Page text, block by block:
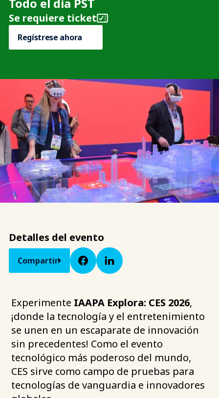
Se requiere ticket
Regístrese ahora
Detalles del evento
Compartir
Experimente IAAPA Explora: CES 2026,
¡donde la tecnología y el entretenimiento
se unen en un escaparate de innovación
sin precedentes! Como el evento
tecnológico más poderoso del mundo,
CES sirve como campo de pruebas para
tecnologías de vanguardia e innovadores